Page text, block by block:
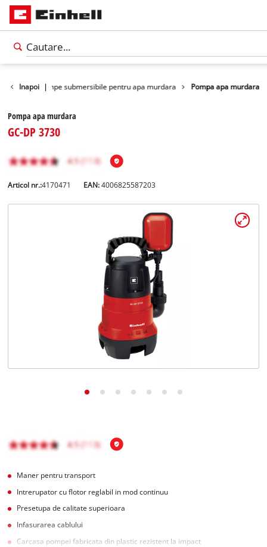
Inapoi |
apa Pompe submersibile pentru apa murdara Pompa apa murdara
Pompa apa murdara
GC-DP 3730
Articol nr.:4170471 EAN:4006825587203
Maner pentru transport
Intrerupator cu flotor reglabil in mod continuu
Presetupa de calitate superioara
Infasurarea cablului
Carcasa pompei fabricata din plastic rezistent la impact